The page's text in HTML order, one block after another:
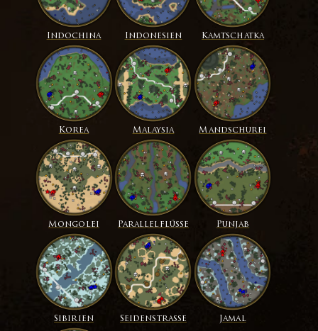
Indochina Indonesien Kamtschatka
Korea Malaysia Mandschurei
Mongolei Parallelflüsse Punjab
Sibirien Seidenstraße Jamal